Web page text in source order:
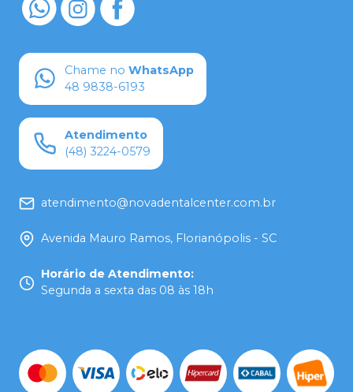
Chame no WhatsApp
48 9838-6193
Atendimento
(48) 3224-0579
atendimento@novadentalcenter.com.br
Avenida Mauro Ramos, Florianópolis - SC
Horário de Atendimento:
Segunda a sexta das 08 às 18h